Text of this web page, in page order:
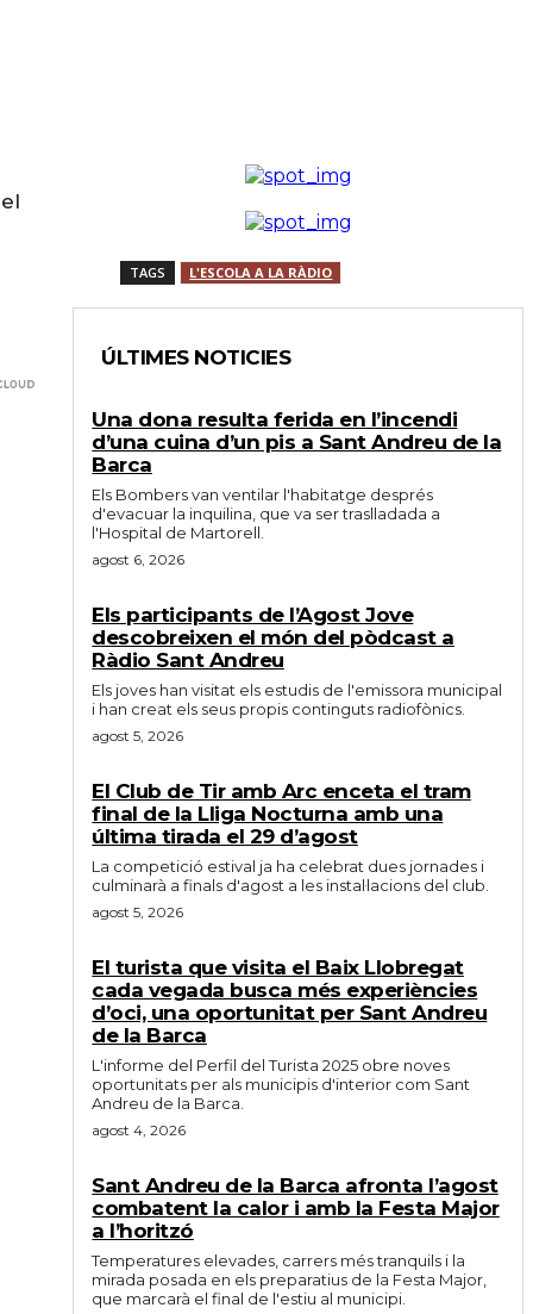
TAGS L'ESCOLA A LA RÀDIO
ÚLTIMES NOTICIES
Una dona resulta ferida en l’incendi
d’una cuina d’un pis a Sant Andreu de la
Barca
Els Bombers van ventilar l'habitatge després
d'evacuar la inquilina, que va ser traslladada a
l'Hospital de Martorell.
agost 6, 2026
Els participants de l’Agost Jove
descobreixen el món del pòdcast a
Ràdio Sant Andreu
Els joves han visitat els estudis de l'emissora municipal
i han creat els seus propis continguts radiofònics.
agost 5, 2026
El Club de Tir amb Arc enceta el tram
final de la Lliga Nocturna amb una
última tirada el 29 d’agost
La competició estival ja ha celebrat dues jornades i
culminarà a finals d'agost a les instal·lacions del club.
agost 5, 2026
El turista que visita el Baix Llobregat
cada vegada busca més experiències
d’oci, una oportunitat per Sant Andreu
de la Barca
L'informe del Perfil del Turista 2025 obre noves
oportunitats per als municipis d'interior com Sant
Andreu de la Barca.
agost 4, 2026
Sant Andreu de la Barca afronta l’agost
combatent la calor i amb la Festa Major
a l’horitzó
Temperatures elevades, carrers més tranquils i la
mirada posada en els preparatius de la Festa Major,
que marcarà el final de l'estiu al municipi.